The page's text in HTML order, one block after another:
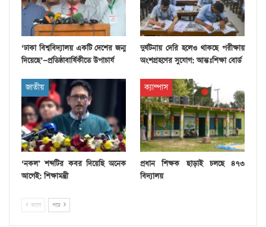
‘ঢাকা বিশ্ববিদ্যালয় একটি দেশের জন্ম
দিয়েছে’—প্রতিষ্ঠাবার্ষিকীতে উপাচার্য
দুর্ঘটনায় দেরি হলেও থাকছে পরীক্ষায়
অংশগ্রহণের সুযোগ: আন্তঃশিক্ষা বোর্ড
জাতীয়
‘নকল’ শব্দটির কবর দিয়েছি অনেক
আগেই: শিক্ষামন্ত্রী
ক্যাম্পাস
প্রধান শিক্ষক ছাড়াই চলছে ৪৭৩
বিদ্যালয়
আগে পরে